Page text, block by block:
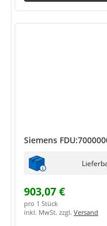
Siemens
903,07 €
pro 1 Stück
inkl. MwSt. zzgl. Versand